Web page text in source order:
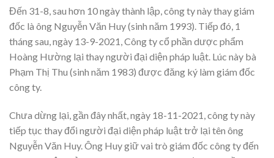
Đến 31-8, sau hơn 10 ngày thành lập, công ty này thay giám
đốc là ông Nguyễn Văn Huy (sinh năm 1993). Tiếp đó, 1
tháng sau, ngày 13-9-2021, Công ty cổ phần dược phẩm
Hoàng Hường lại thay người đại diện pháp luật. Lúc này bà
Phạm Thị Thu (sinh năm 1983) được đăng ký làm giám đốc
công ty.
Chưa dừng lại, gần đây nhất, ngày 18-11-2021, công ty này
tiếp tục thay đổi người đại diện pháp luật trở lại tên ông
Nguyễn Văn Huy. Ông Huy giữ vai trò giám đốc công ty đến